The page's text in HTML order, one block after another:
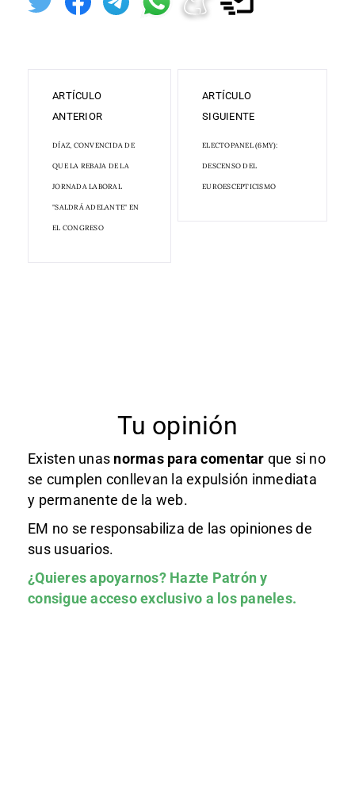
ARTÍCULO
ANTERIOR
DÍAZ, CONVENCIDA DE
QUE LA REBAJA DE LA
JORNADA LABORAL
"SALDRÁ ADELANTE" EN
EL CONGRESO
ARTÍCULO
SIGUIENTE
ELECTOPANEL (6MY):
DESCENSO DEL
EUROESCEPTICISMO
Tu opinión
Existen unas normas para comentar que si no
se cumplen conllevan la expulsión inmediata
y permanente de la web.
EM no se responsabiliza de las opiniones de
sus usuarios.
¿Quieres apoyarnos? Hazte Patróny
consigue acceso exclusivo a los paneles.